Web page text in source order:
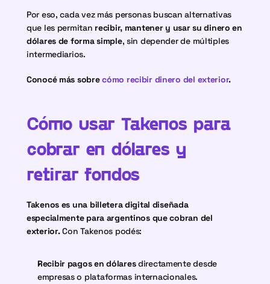
Por eso, cada vez más personas buscan alternativas
que les permitan recibir, mantener y usar su dinero en
dólares de forma simple, sin depender de múltiples
intermediarios.
Conocé más sobre cómo recibir dinero del exterior.
Cómo usar Takenos para
cobrar en dólares y
retirar fondos
Takenos es una billetera digital diseñada
especialmente para argentinos que cobran del
exterior. Con Takenos podés:
Recibir pagos en dólares directamente desde
empresas o plataformas internacionales.